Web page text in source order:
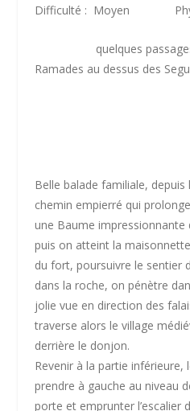
Difficulté : Moyen
quelques passages
Ramades au dessus des
Belle balade familiale,
chemin empierré qui
une Baume impressionnante
puis on atteint la
du fort, poursuivre le sentier
dans la roche, on pénètre
jolie vue en direction des
traverse alors le village
derrière le donjon.
Revenir à la partie inférieure,
prendre à gauche au niveau
porte et emprunter l’escalier